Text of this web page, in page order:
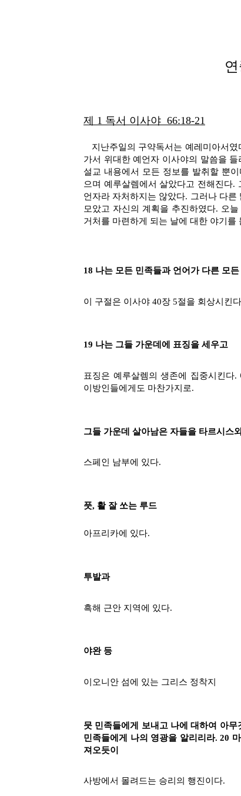
제 1 독서 이사야 66:18-21
지난주일의 구약독서는 예레미아서
가서 위대한 예언자 이사야의 말씀을
설교 내용에서 모든 정보를 발취할 뿐
으며 예루살렘에서 살았다고 전해진다.
언자라 자처하지는 않았다. 그러나 다
모았고 자신의 계획을 추진하였다. 오
거처를 마련하게 되는 날에 대한 야기를
18 나는 모든 민족들과 언어가 다른 모
이 구절은 이사야 40장 5절을 회상시킨
19 나는 그들 가운데에 표징을 세우고
표징은 예루살렘의 생존에 집중시킨다
이방인들에게도 마찬가지로.
그들 가운데 살아남은 자들을 타르시스
스페인 남부에 있다.
풋, 활 잘 쏘는 루드
아프리카에 있다.
투발과
흑해 근안 지역에 있다.
야완 등
이오니안 섬에 있는 그리스 정착지
뭇 민족들에게 보내고 나에 대하여 아
민족들에게 나의 영광을 알리리라. 20
져오듯이
사방에서 몰려드는 승리의 행진이다.